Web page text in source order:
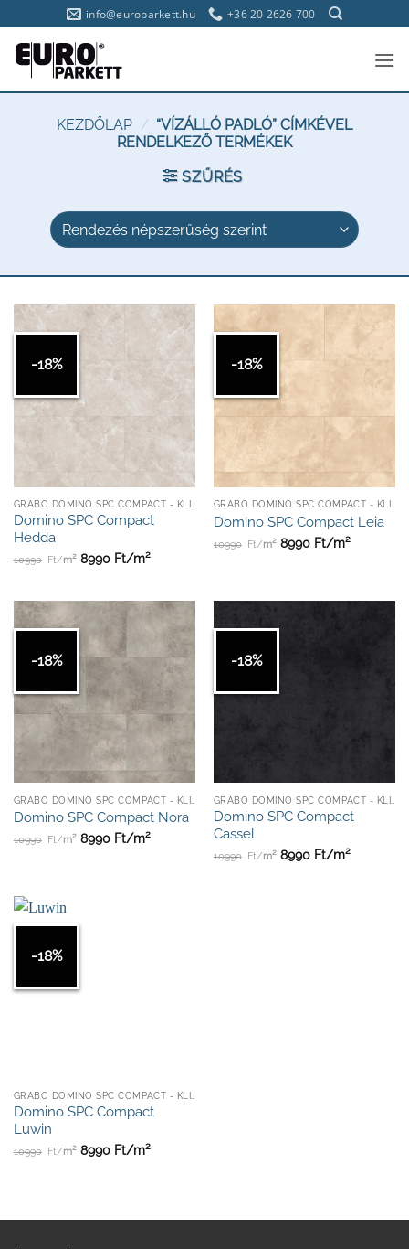
to
content
info@europarkett.hu +36 20 2626 700
KEZDŐLAP / “VÍZÁLLÓ PADLÓ” CÍMKÉVEL
RENDELKEZŐ TERMÉKEK
SZŰRÉS
-18%
Domino SPC Compact
Hedda
10990 Ft/m28990 Ft/m2
-18%
Domino SPC Compact Leia
10990 Ft/m28990 Ft/m2
-18%
Domino SPC Compact Nora
10990 Ft/m28990 Ft/m2
-18%
Domino SPC Compact
Cassel
10990 Ft/m28990 Ft/m2
-18%
Domino SPC Compact
Luwin
10990 Ft/m28990 Ft/m2